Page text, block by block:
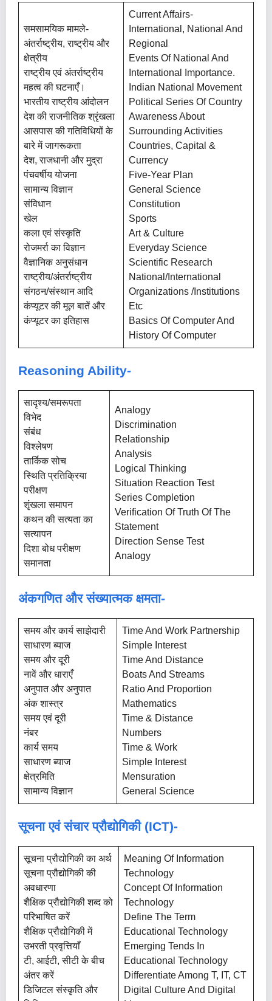
समसामयिक मामले-
अंतर्राष्ट्रीय, राष्ट्रीय और
क्षेत्रीय
राष्ट्रीय एवं अंतर्राष्ट्रीय
महत्व की घटनाएँ।
भारतीय राष्ट्रीय आंदोलन
देश की राजनीतिक श्रृंखला
आसपास की गतिविधियों के
बारे में जागरूकता
देश, राजधानी और मुद्रा
पंचवर्षीय योजना
सामान्य विज्ञान
संविधान
खेल
कला एवं संस्कृति
रोजमर्रा का विज्ञान
वैज्ञानिक अनुसंधान
राष्ट्रीय/अंतर्राष्ट्रीय
संगठन/संस्थान आदि
कंप्यूटर की मूल बातें और
कंप्यूटर का इतिहास
Current Affairs-
International, National And
Regional
Events Of National And
International Importance.
Indian National Movement
Political Series Of Country
Awareness About
Surrounding Activities
Countries, Capital &
Currency
Five-Year Plan
General Science
Constitution
Sports
Art & Culture
Everyday Science
Scientific Research
National/International
Organizations /Institutions
Etc
Basics Of Computer And
History Of Computer
Reasoning Ability-
सादृश्य/समरूपता
विभेद
संबंध
विश्लेषण
तार्किक सोच
स्थिति प्रतिक्रिया
परीक्षण
शृंखला समापन
कथन की सत्यता का
सत्यापन
दिशा बोध परीक्षण
समानता
Analogy
Discrimination
Relationship
Analysis
Logical Thinking
Situation Reaction Test
Series Completion
Verification Of Truth Of The
Statement
Direction Sense Test
Analogy
अंकगणित और संख्यात्मक क्षमता-
समय और कार्य साझेदारी
साधारण ब्याज
समय और दूरी
नावें और धाराएँ
अनुपात और अनुपात
अंक शास्त्र
समय एवं दूरी
नंबर
कार्य समय
साधारण ब्याज
क्षेत्रमिति
सामान्य विज्ञान
Time And Work Partnership
Simple Interest
Time And Distance
Boats And Streams
Ratio And Proportion
Mathematics
Time & Distance
Numbers
Time & Work
Simple Interest
Mensuration
General Science
सूचना एवं संचार प्रौद्योगिकी (ICT)-
सूचना प्रौद्योगिकी का अर्थ
सूचना प्रौद्योगिकी की
अवधारणा
शैक्षिक प्रौद्योगिकी शब्द को
परिभाषित करें
शैक्षिक प्रौद्योगिकी में
उभरती प्रवृत्तियाँ
टी, आईटी, सीटी के बीच
अंतर करें
डिजिटल संस्कृति और
Meaning Of Information
Technology
Concept Of Information
Technology
Define The Term
Educational Technology
Emerging Tends In
Educational Technology
Differentiate Among T, IT, CT
Digital Culture And Digital